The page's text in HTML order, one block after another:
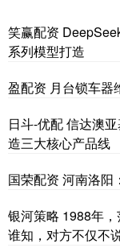
笑赢配资
系列模型打造
盈配资 月台锁车器
日斗-优配 信达澳
造三大核心产品线
国荣配资 河南洛阳
银河策略 1988年
谁知，对方不仅不